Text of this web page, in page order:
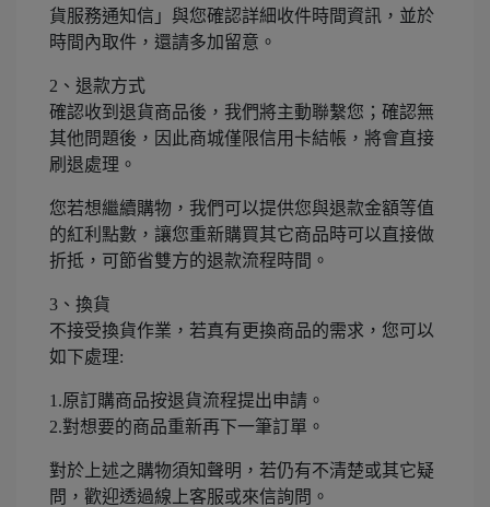
貨服務通知信」與您確認詳細收件時間資訊，並於
時間內取件，還請多加留意。
2、退款方式
確認收到退貨商品後，我們將主動聯繫您；確認無
其他問題後，因此商城僅限信用卡結帳，將會直接
刷退處理。
您若想繼續購物，我們可以提供您與退款金額等值
的紅利點數，讓您重新購買其它商品時可以直接做
折抵，可節省雙方的退款流程時間。
3、換貨
不接受換貨作業，若真有更換商品的需求，您可以
如下處理:
1.原訂購商品按退貨流程提出申請。
2.對想要的商品重新再下一筆訂單。
對於上述之購物須知聲明，若仍有不清楚或其它疑
問，歡迎透過線上客服或來信詢問。